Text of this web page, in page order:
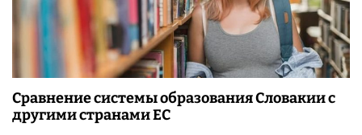
Сравнение системы образования Словакии с
другими странами ЕС